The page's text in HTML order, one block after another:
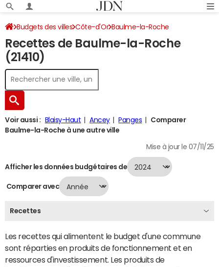
Budgets des villes Côte-d'Or Baulme-la-Roche
Recettes 2024
Recettes de Baulme-la-Roche
(21410)
Voir aussi : Blaisy-Haut Ancey Panges
Comparer
Baulme-la-Roche à une autre ville
Mise à jour le 07/11/25
Afficher les données budgétaires de
Comparer avec
Recettes
Les recettes qui alimentent le budget d'une commune
sont réparties en produits de fonctionnement et en
ressources d'investissement. Les produits de